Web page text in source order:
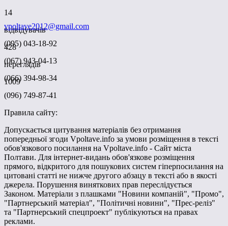
14
відвідувачів
428
переглядів
1009
vpoltave2012@gmail.com
(095) 043-18-92
(067) 943-04-13
(066) 394-98-34
(096) 749-87-41
Правила сайту:
Допускається цитування матеріалів без отримання
попередньої згоди Vpoltave.info за умови розміщення в тексті
обов'язкового посилання на Vpoltave.info - Сайт міста
Полтави. Для інтернет-видань обов'язкове розміщення
прямого, відкритого для пошукових систем гіперпосилання на
цитовані статті не нижче другого абзацу в тексті або в якості
джерела. Порушення виняткових прав переслідується
Законом. Матеріали з плашками "Новини компаній", "Промо",
"Партнерський матеріал", "Політичні новини", "Прес-реліз"
та "Партнерський спецпроект" публікуються на правах
реклами.